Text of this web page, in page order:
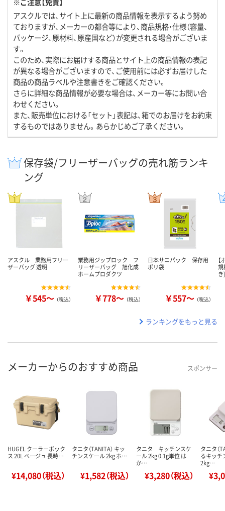
アスクルでは、サイト上に最新の商品情報を表示するよう努め
ておりますが、メーカーの都合等により、商品規格・仕様（容量、
パッケージ、原材料、原産国など）が変更される場合がございま
す。
このため、実際にお届けする商品とサイト上の商品情報の表記
が異なる場合がございますので、ご使用前には必ずお届けした
商品の商品ラベルや注意書きをご確認ください。
さらに詳細な商品情報が必要な場合は、メーカー等にお問い合
わせください。
また、販売単位における「セット」表記は、箱でのお届けをお約束
するものではありません。あらかじめご了承ください。
保存袋/フリーザーバッグの売れ筋ランキ
ング
アスクル 業務用フリー
ザーバッグ 透明
￥545～ （税込）
業務用ジップロック フ
リーザーバッグ 旭化成
ホームプロダクツ
￥778～ （税込）
日本サニパック 保存用
ポリ袋
￥557～ （税込）
規
ランキングをもっと見る
メーカーからのおすすめ商品 スポンサー
HUGEL クーラーボック
ス 20L ベージュ 長時…
¥14,080（税込）
タニタ（TANITA） キッ
チンスケール 2kg ホ…
¥1,582（税込）
タニタ キッチンスケ
ール 2kg 0.1g単位 は
か…
¥3,280（税込）
タニタ（
るキッチ
2kg…